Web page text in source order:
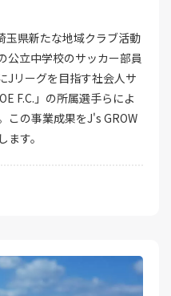
玉県新たな地域クラブ活動
公立中学校のサッカー部員
Jリーグを目指す社会人サ
F.C.」の所属選手らによ
この事業成果をJ's GROW
す。